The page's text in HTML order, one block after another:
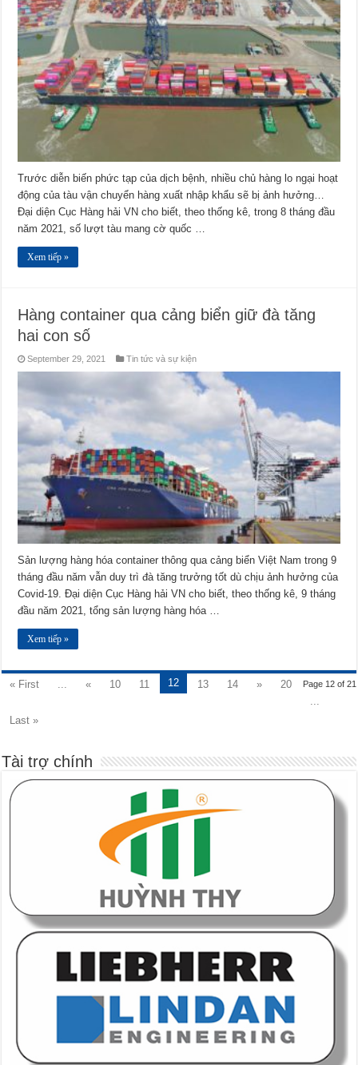
Trước diễn biến phức tạp của dịch bệnh, nhiều chủ hàng lo ngại hoạt
động của tàu vận chuyển hàng xuất nhập khẩu sẽ bị ảnh hưởng…
Đại diện Cục Hàng hải VN cho biết, theo thống kê, trong 8 tháng đầu
năm 2021, số lượt tàu mang cờ quốc …
Xem tiếp »
Hàng container qua cảng biển giữ đà tăng
hai con số
September 29, 2021 Tin tức và sự kiện
Sản lượng hàng hóa container thông qua cảng biển Việt Nam trong 9
tháng đầu năm vẫn duy trì đà tăng trưởng tốt dù chịu ảnh hưởng của
Covid-19. Đại diện Cục Hàng hải VN cho biết, theo thống kê, 9 tháng
đầu năm 2021, tổng sản lượng hàng hóa …
Xem tiếp »
Page 12 of 21
« First ... « 10 11 12 13 14 »
20
...
Last »
Tài trợ chính